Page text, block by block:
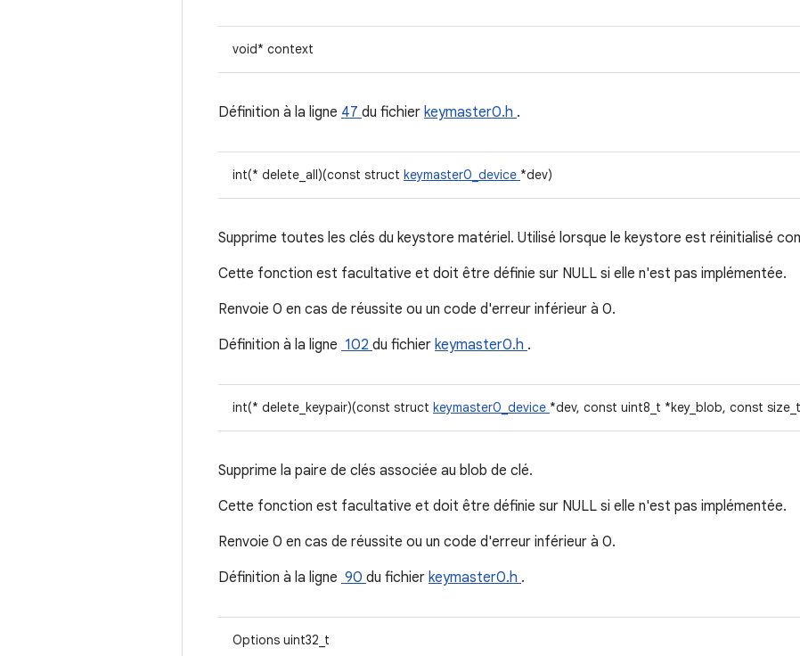
void* context
Définition à la ligne 47 du fichier keymaster0.h .
int(* delete_all)(const struct keymaster0_device *dev)
Supprime toutes les clés du keystore matériel. Utilisé lorsque le keystore est réinitialisé
Cette fonction est facultative et doit être définie sur NULL si elle n'est pas implémentée.
Renvoie 0 en cas de réussite ou un code d'erreur inférieur à 0.
Définition à la ligne 102 du fichier keymaster0.h .
int(* delete_keypair)(const struct keymaster0_device *dev, const uint8_t *key_blob, const
Supprime la paire de clés associée au blob de clé.
Cette fonction est facultative et doit être définie sur NULL si elle n'est pas implémentée.
Renvoie 0 en cas de réussite ou un code d'erreur inférieur à 0.
Définition à la ligne 90 du fichier keymaster0.h .
Options uint32_t